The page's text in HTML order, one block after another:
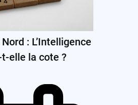
: L’Intelligence
elle la cote ?